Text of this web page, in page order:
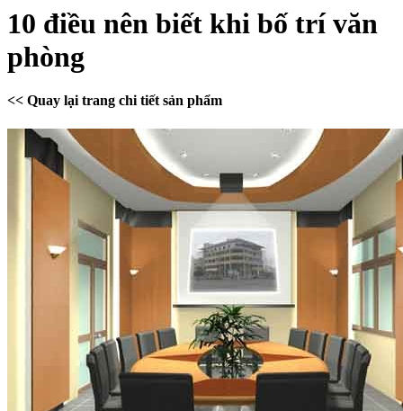
10 điều nên biết khi bố trí văn
phòng
<< Quay lại trang chi tiết sản phẩm